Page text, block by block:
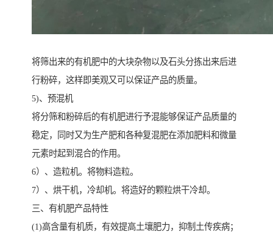
将筛出来的有机肥中的大块杂物以及石头分拣出来后进
行粉碎，这样即美观又可以保证产品的质量。
5)、预混机
将分筛和粉碎后的有机肥进行予混能够保证产品质量的
稳定，同时又为生产肥和各种复混肥在添加肥料和微量
元素时起到混合的作用。
6）、造粒机。将物料造粒。
7）、烘干机，冷却机。将造好的颗粒烘干冷却。
三、有机肥产品特性
(1)高含量有机质，有效提高土壤肥力，抑制土传疾病；